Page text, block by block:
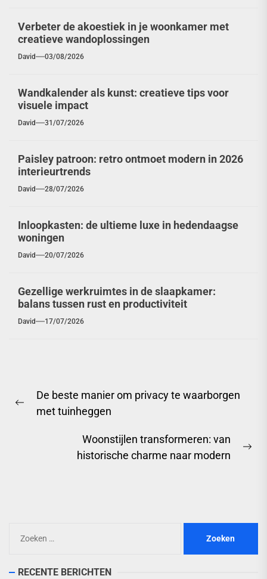
Verbeter de akoestiek in je woonkamer met
creatieve wandoplossingen
David 03/08/2026
Wandkalender als kunst: creatieve tips voor
visuele impact
David 31/07/2026
Paisley patroon: retro ontmoet modern in 2026
interieurtrends
David 28/07/2026
Inloopkasten: de ultieme luxe in hedendaagse
woningen
David 20/07/2026
Gezellige werkruimtes in de slaapkamer:
balans tussen rust en productiviteit
David 17/07/2026
Previous
De beste manier om privacy te waarborgen
met tuinheggen
Woonstijlen transformeren: van
historische charme naar modern
naar:
RECENTE BERICHTEN